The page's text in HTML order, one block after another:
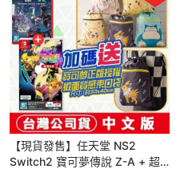
【現貨發售】任天堂 NS2
Switch2 寶可夢傳說 Z-A + 超